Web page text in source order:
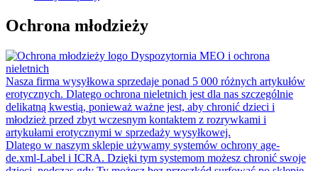
Ochrona młodzieży
Dyspozytornia MEO i ochrona
nieletnich
Nasza firma wysyłkowa sprzedaje ponad 5 000 różnych artykułów
erotycznych. Dlatego ochrona nieletnich jest dla nas szczególnie
delikatną kwestią, ponieważ ważne jest, aby chronić dzieci i
młodzież przed zbyt wczesnym kontaktem z rozrywkami i
artykułami erotycznymi w sprzedaży wysyłkowej.
Dlatego w naszym sklepie używamy systemów ochrony age-
de.xml-Label i ICRA. Dzięki tym systemom możesz chronić swoje